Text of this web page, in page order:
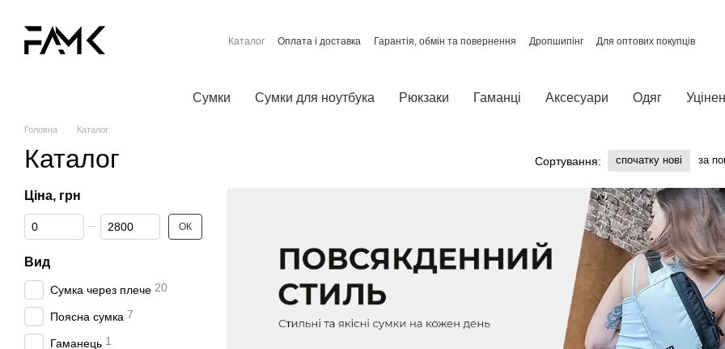
Каталог Оплата і доставка Гарантія, обмін та повернення Дропшипінг
Для оптових покупців
Сумки Сумки для ноутбука Рюкзаки Гаманці Аксесуари Одяг
Головна Каталог
Каталог Сортування: спочатку нові за
Ціна, грн
Від Ціна, грн
До Ціна, грн ОК
Вид
Сумка через плече 20
Поясна сумка 7
Гаманець 1